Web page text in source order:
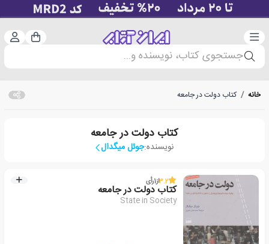
دسته‌بندی سبد
جستجوی کتاب، نویسنده و...
خانه / کتاب دولت در جامعه
کتاب دولت در جامعه
نویسنده:جوئل میگدال
3.2از1رأی
کتاب دولت در جامعه
State in Society